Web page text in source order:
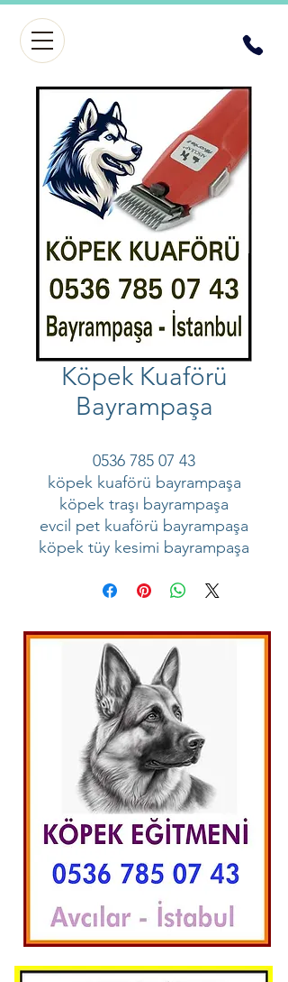
Köpek Kuaförü
Bayrampaşa
0536 785 07 43
köpek kuaförü bayrampaşa
köpek traşı bayrampaşa
evcil pet kuaförü bayrampaşa
köpek tüy kesimi bayrampaşa